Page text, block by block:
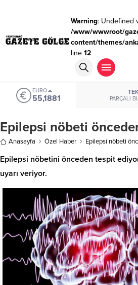
Warning: Undefined
/www/wwwroot/
content/themes/
line 12
EURO
55,1881 PARÇALI
Epilepsi nöbeti
Anasayfa Özel Haber Epilepsi nöbeti
Epilepsi nöbetini önceden tespit
uyarı veriyor.